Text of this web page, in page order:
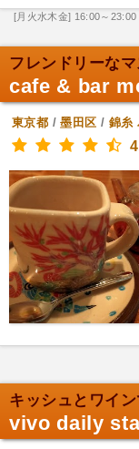
[月火水木金] 16:00～23:00
フレンドリーなマ
cafe & bar
東京都 /墨田区 / 錦糸
キッシュとワイン
vivo daily